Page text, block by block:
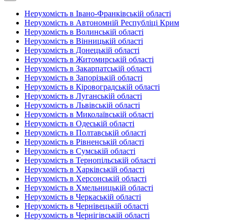
Нерухомість в Івано-Франківській області
Нерухомість в Автономній Республіці Крим
Нерухомість в Волинській області
Нерухомість в Вінницькій області
Нерухомість в Донецькій області
Нерухомість в Житомирській області
Нерухомість в Закарпатській області
Нерухомість в Запорізькій області
Нерухомість в Кіровоградській області
Нерухомість в Луганській області
Нерухомість в Львівській області
Нерухомість в Миколаївській області
Нерухомість в Одеській області
Нерухомість в Полтавській області
Нерухомість в Рівненській області
Нерухомість в Сумській області
Нерухомість в Тернопільській області
Нерухомість в Харківській області
Нерухомість в Херсонській області
Нерухомість в Хмельницькій області
Нерухомість в Черкаській області
Нерухомість в Чернівецькій області
Нерухомість в Чернігівській області